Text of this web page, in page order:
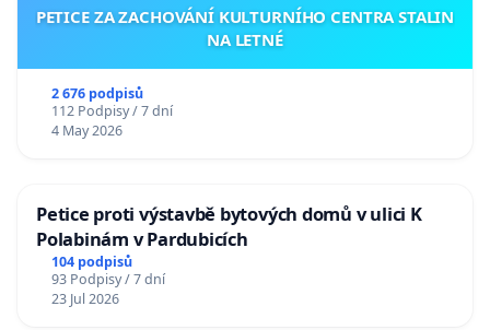
PETICE ZA ZACHOVÁNÍ KULTURNÍHO CENTRA STALIN
NA LETNÉ
2 676 podpisů
112 Podpisy / 7 dní
4 May 2026
Petice proti výstavbě bytových domů v ulici K
Polabinám v Pardubicích
104 podpisů
93 Podpisy / 7 dní
23 Jul 2026